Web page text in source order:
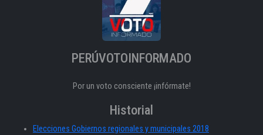
PERÚVOTOINFORMADO
Por un voto consciente ¡infórmate!
Historial
Elecciones Gobiernos regionales y municipales 2018